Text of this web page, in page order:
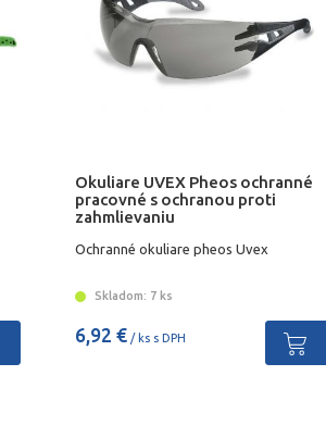
Okuliare UVEX Pheos ochranné
pracovné s ochranou proti
zahmlievaniu
Ochranné okuliare pheos Uvex
Skladom: 7 ks
6,92 €/ ks s DPH